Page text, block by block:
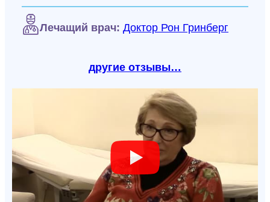
Лечащий врач: Доктор Рон Гринберг
другие отзывы…